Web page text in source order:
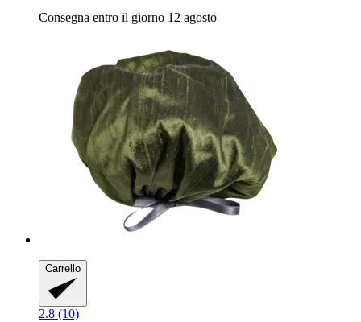
Consegna entro il giorno 12 agosto
Carrello
2.8 (10)